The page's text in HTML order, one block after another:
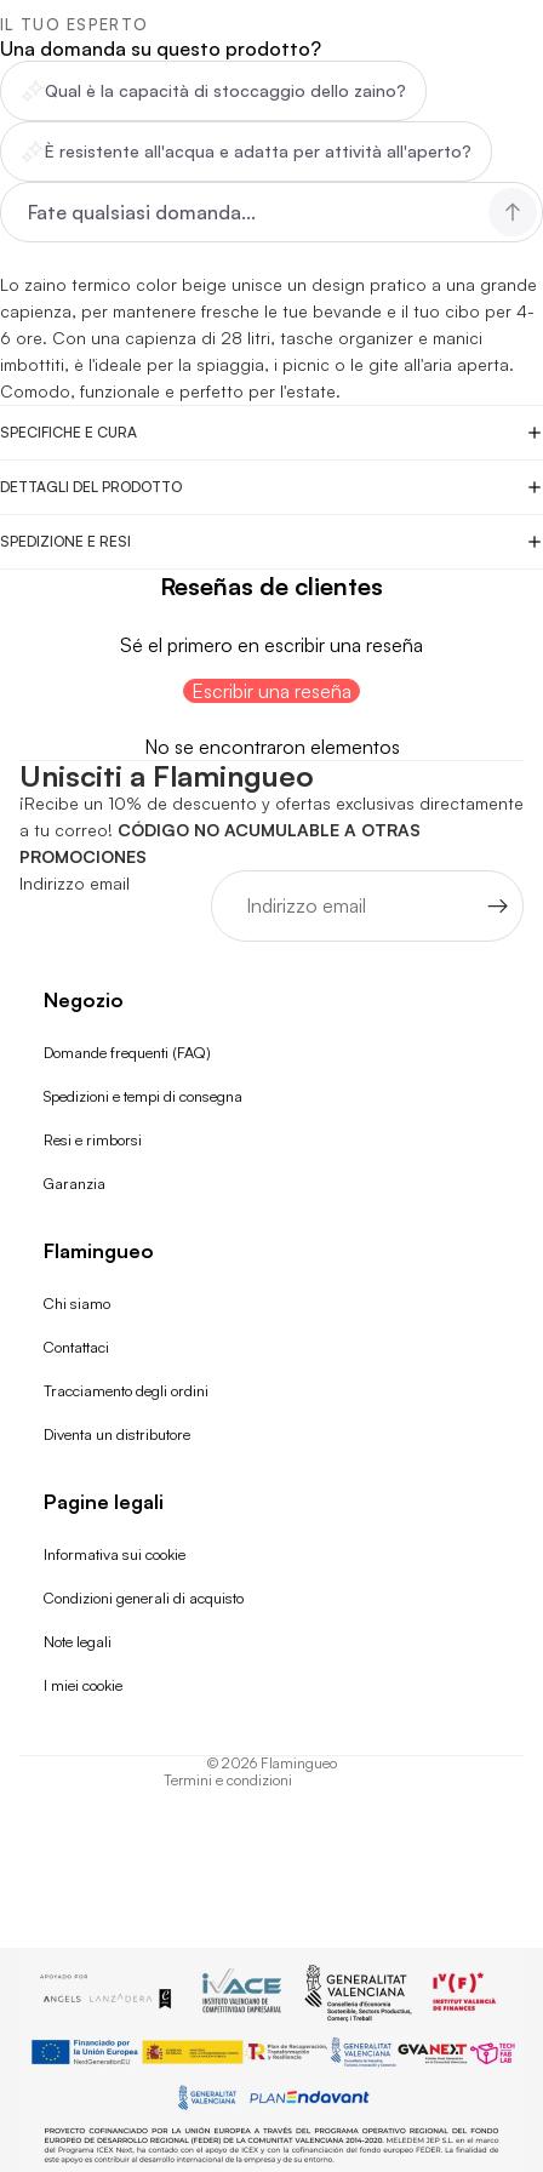
IL TUO ESPERTO
Una domanda su questo prodotto?
Qual è la capacità di stoccaggio dello zaino?
È resistente all'acqua e adatta per attività all'aperto?
Lo zaino termico color beige unisce un design pratico a una grande
capienza, per mantenere fresche le tue bevande e il tuo cibo per 4-
6 ore. Con una capienza di 28 litri, tasche organizer e manici
imbottiti, è l'ideale per la spiaggia, i picnic o le gite all'aria aperta.
Comodo, funzionale e perfetto per l'estate.
SPECIFICHE E CURA
DETTAGLI DEL PRODOTTO
SPEDIZIONE E RESI
Reseñas de clientes
Sé el primero en escribir una reseña
Escribir una reseña
No se encontraron elementos
Unisciti a Flamingueo
¡Recibe un 10% de descuento y ofertas exclusivas directamente
a tu correo! CÓDIGO NO ACUMULABLE A OTRAS
PROMOCIONES
Indirizzo email
Negozio
Domande frequenti (FAQ)
Spedizioni e tempi di consegna
Resi e rimborsi
Garanzia
Flamingueo
Chi siamo
Contattaci
Tracciamento degli ordini
Diventa un distributore
Pagine legali
Informativa sui cookie
Condizioni generali di acquisto
Note legali
I miei cookie
© 2026 Flamingueo
Termini e condizioni
Politica di rimborso